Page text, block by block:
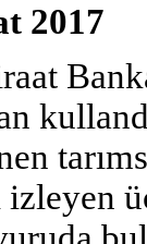
2017